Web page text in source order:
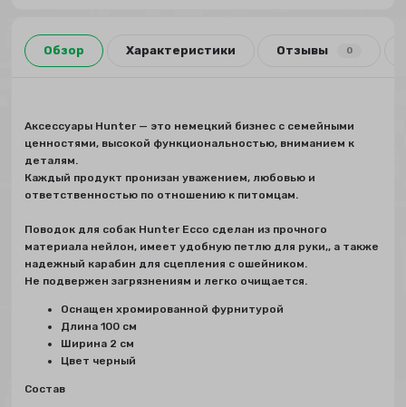
Обзор Характеристики Отзывы 0
Аксессуары Hunter — это немецкий бизнес с семейными
ценностями, высокой функциональностью, вниманием к
деталям.
Каждый продукт пронизан уважением, любовью и
ответственностью по отношению к питомцам.
Поводок для собак Hunter Ecco сделан из прочного
материала нейлон, имеет удобную петлю для руки,, а также
надежный карабин для сцепления с ошейником.
Не подвержен загрязнениям и легко очищается.
Оснащен хромированной фурнитурой
Длина 100 см
Ширина 2 см
Цвет черный
Состав